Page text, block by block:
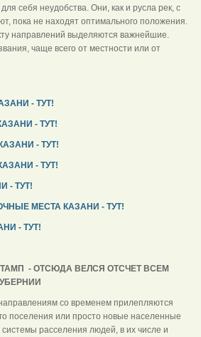
себя неудобства. Они, как и русла рек, с
пока не находят оптимального положения.
направлений выделяются важнейшие.
чаще всего от местности или от
- ТУТ!
- ТУТ!
- ТУТ!
- ТУТ!
- ТУТ!
МЕСТА КАЗАНИ - ТУТ!
- ТУТ!
- ОТСЮДА ВЕЛСЯ ОТСЧЕТ ВСЕМ
со временем прилепляются
поселения или просто новые населенные
расселения людей, в их числе и